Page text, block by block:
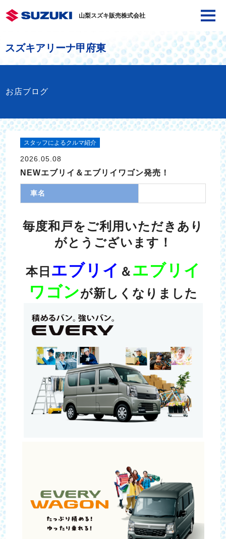
山梨スズキ販売株式会社
スズキアリーナ甲府東
お店ブログ
スタッフによるクルマ紹介
2026.05.08
NEWエブリイ＆エブリイワゴン発売！
車名
毎度和戸をご利用いただきあり
がとうございます！
本日 エブリイ ＆ エブリイ
ワゴンが新しくなりました